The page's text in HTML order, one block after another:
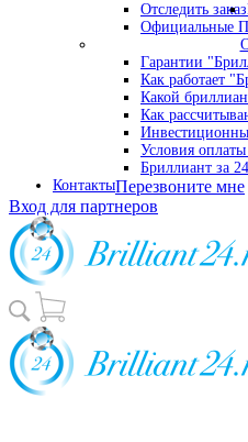
Отследить заказ
Официальные
Гарантии
Как работает
Какой
Как
Условия оплаты
Бриллиант за
КонтактыПерезвоните мне
Вход для партнеров